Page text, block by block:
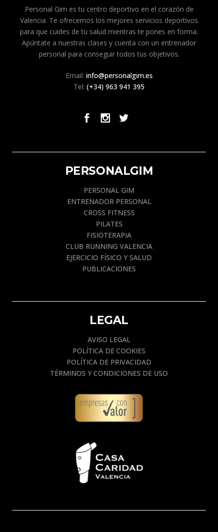
Personal Gim es tu centro deportivo en el corazón de
Valencia. Te ofrecemos los mejores servicios deportivos
para que cuides de tu salud mientras te pones en forma.
Apúntate a nuestras clases y cuenta con un entrenador
personal para conseguir todos tus objetivos.
Email: info@personalgim.es
Tel: (+34) 963 941 395
PERSONALGIM
PERSONAL GIM
ENTRENADOR PERSONAL
CROSS FITNESS
PILATES
FISIOTERAPIA
CLUB RUNNING VALENCIA
EJERCICIO FÍSICO Y SALUD
PUBLICACIONES
LEGAL
AVISO LEGAL
POLÍTICA DE COOKIES
POLÍTICA DE PRIVACIDAD
TÉRMINOS Y CONDICIONES DE USO